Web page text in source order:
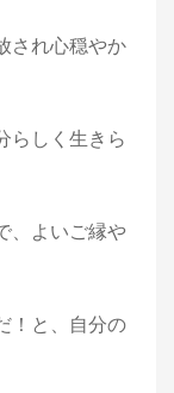
され心穏やか
らしく生きら
、よいご縁や
！と、自分の